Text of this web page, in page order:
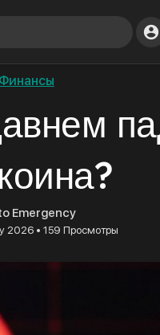
Финансы
Emergency
2026 • 159 Просмотры